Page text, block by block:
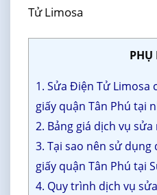
Tử Limosa
PHỤ
1. Sửa Điện Tử Limosa
giấy quận Tân Phú tại
2. Bảng giá dịch vụ
3. Tại sao nên sử
giấy quận Tân Phú tại
4. Quy trình dịch vụ